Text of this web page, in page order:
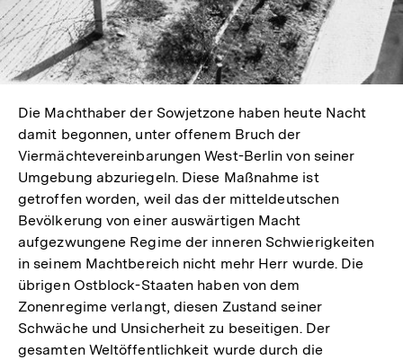
Die Machthaber der Sowjetzone haben heute Nacht
damit begonnen, unter offenem Bruch der
Viermächtevereinbarungen West-Berlin von seiner
Umgebung abzuriegeln. Diese Maßnahme ist
getroffen worden, weil das der mitteldeutschen
Bevölkerung von einer auswärtigen Macht
aufgezwungene Regime der inneren Schwierigkeiten
in seinem Machtbereich nicht mehr Herr wurde. Die
übrigen Ostblock-Staaten haben von dem
Zonenregime verlangt, diesen Zustand seiner
Schwäche und Unsicherheit zu beseitigen. Der
gesamten Weltöffentlichkeit wurde durch die